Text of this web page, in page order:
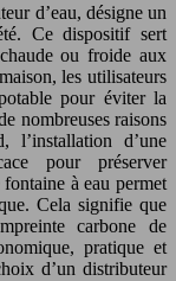
d’eau, désigne un
Ce dispositif sert
ou froide aux
les utilisateurs
pour éviter la
nombreuses raisons
l’installation d’une
pour préserver
à eau permet
Cela signifie que
carbone de
pratique et
d’un distributeur